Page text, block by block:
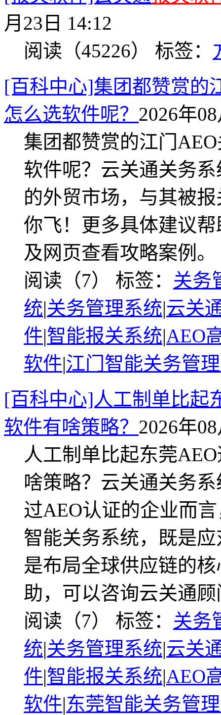
月23日 14:12
阅读（45226） 标签：
[百科中心]集团都赞赏的
怎么选软件呢？ 2026年
集团都赞赏的江门
软件呢？云关通关务
的外贸市场，与其被
你飞！更多具体建议
及网页查看攻略案例。
阅读（7） 标签： 关务
统|关务管理系统|云关
件|智能报关系统|AEO
软件|江门智能关务管
[百科中心]人工制单比起
软件有啥策略？ 2026年
人工制单比起东莞
啥策略？云关通关务
过AEO认证的企业而
智能关务系统，既是
是布局全球供应链的
助，可以咨询云关通
阅读（7） 标签： 关务
统|关务管理系统|云关
件|智能报关系统|AEO
软件|东莞智能关务管